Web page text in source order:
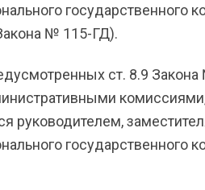
государственного
№ 115-ГД).
ст. 8.9
руководителем,
государственного